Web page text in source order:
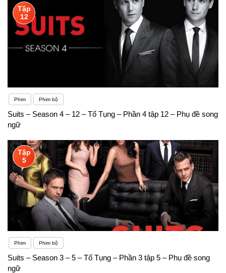
Tập
12
Phim Phim bộ
Suits – Season 4 – 12 – Tố Tụng – Phần 4 tập 12 – Phụ đề song
ngữ
Tập
5
Phim Phim bộ
Suits – Season 3 – 5 – Tố Tụng – Phần 3 tập 5 – Phụ đề song
ngữ